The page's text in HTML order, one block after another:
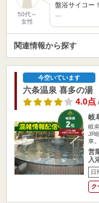
50代～
女性
盤浴サイコー
関連情報から探す
今空いています
六条温泉 喜多の湯
4.0点/
岐
岐
JR
車
営
入
日
ク